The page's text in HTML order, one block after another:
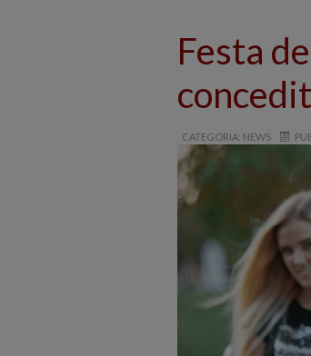
Festa
CATEGORIA: NEWS